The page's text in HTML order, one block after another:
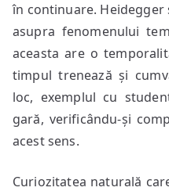
în continuare. Heidegger
asupra fenomenului
aceasta are o
timpul trenează și
loc, exemplul cu
gară, verificându-și
acest sens.
Curiozitatea naturală